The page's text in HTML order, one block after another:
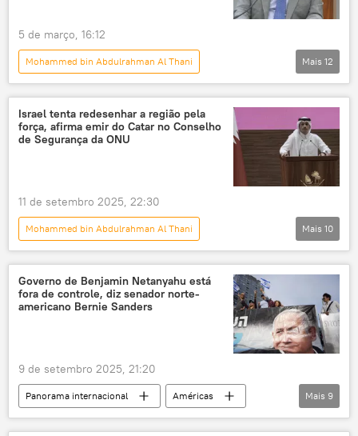
5 de março, 16:12
Mohammed bin Abdulrahman Al Thani
Notícias do Brasil
Mauro Vieira
Catar
Brasil
Oriente Médio
Itamaraty
Irã
Estados Unidos
Mais 12
Israel tenta redesenhar a região pela
força, afirma emir do Catar no Conselho
de Segurança da ONU
11 de setembro 2025, 22:30
Mohammed bin Abdulrahman Al Thani
Panorama internacional
Oriente Médio e África
Mundo
Benjamin Netanyahu
Donald Trump
Mais 10
Governo de Benjamin Netanyahu está
fora de controle, diz senador norte-
americano Bernie Sanders
9 de setembro 2025, 21:20
Panorama internacional
Américas
Mundo
Benjamin Netanyahu
Mais 9